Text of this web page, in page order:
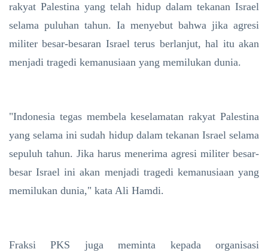
rakyat Palestina yang telah hidup dalam tekanan Israel
selama puluhan tahun. Ia menyebut bahwa jika agresi
militer besar-besaran Israel terus berlanjut, hal itu akan
menjadi tragedi kemanusiaan yang memilukan dunia.
"Indonesia tegas membela keselamatan rakyat Palestina
yang selama ini sudah hidup dalam tekanan Israel selama
sepuluh tahun. Jika harus menerima agresi militer besar-
besar Israel ini akan menjadi tragedi kemanusiaan yang
memilukan dunia," kata Ali Hamdi.
Fraksi PKS juga meminta kepada organisasi